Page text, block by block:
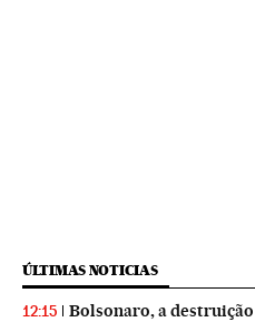
ÚLTIMAS NOTICIAS
12:15 Bolsonaro, a